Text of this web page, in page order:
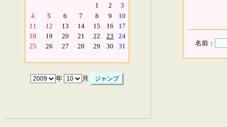
1
2
3
4
5 6 7 8 9
10
11
12 13 14 15 16
17
18
19 20 21 22 23
24
25
26 27 28 29 30 31
年 月
名前：